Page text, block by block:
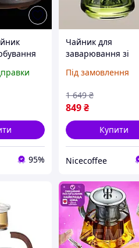
Дракон і
95%
Чайник для
заварювання зі
чаю китайський
термостійкий з
коротким носиком
Під замовлення
849₴
1 649 ₴
Купити
Nicecoffee